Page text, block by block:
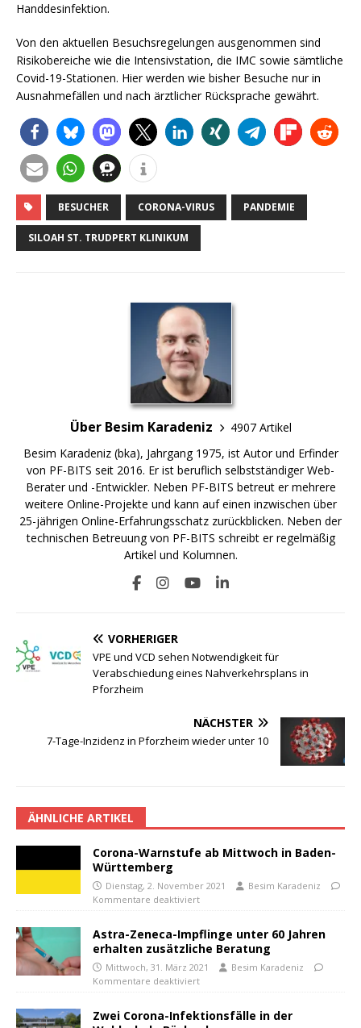
Handdesinfektion.
Von den aktuellen Besuchsregelungen ausgenommen sind
Risikobereiche wie die Intensivstation, die IMC sowie sämtliche
Covid-19-Stationen. Hier werden wie bisher Besuche nur in
Ausnahmefällen und nach ärztlicher Rücksprache gewährt.
BESUCHER CORONA-VIRUS PANDEMIE
SILOAH ST. TRUDPERT KLINIKUM
Über Besim Karadeniz
4907 Artikel
Besim Karadeniz (bka), Jahrgang 1975, ist Autor und Erfinder
von PF-BITS seit 2016. Er ist beruflich selbstständiger Web-
Berater und -Entwickler. Neben PF-BITS betreut er mehrere
weitere Online-Projekte und kann auf einen inzwischen über
25-jährigen Online-Erfahrungsschatz zurückblicken. Neben der
technischen Betreuung von PF-BITS schreibt er regelmäßig
Artikel und Kolumnen.
VORHERIGER
VPE und VCD sehen Notwendigkeit für
Verabschiedung eines Nahverkehrsplans in
Pforzheim
NÄCHSTER
7-Tage-Inzidenz in Pforzheim wieder unter 10
ÄHNLICHE ARTIKEL
Corona-Warnstufe ab Mittwoch in Baden-
Württemberg
Dienstag, 2. November 2021
Besim Karadeniz
Kommentare deaktiviert
Astra-Zeneca-Impflinge unter 60 Jahren
erhalten zusätzliche Beratung
Mittwoch, 31. März 2021
Besim Karadeniz
Kommentare deaktiviert
Zwei Corona-Infektionsfälle in der